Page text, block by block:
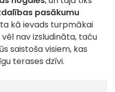
pasākumu
kā ievads turpmākai
nav izsludināta, taču
saistoša visiem, kas
terases dzīvi.